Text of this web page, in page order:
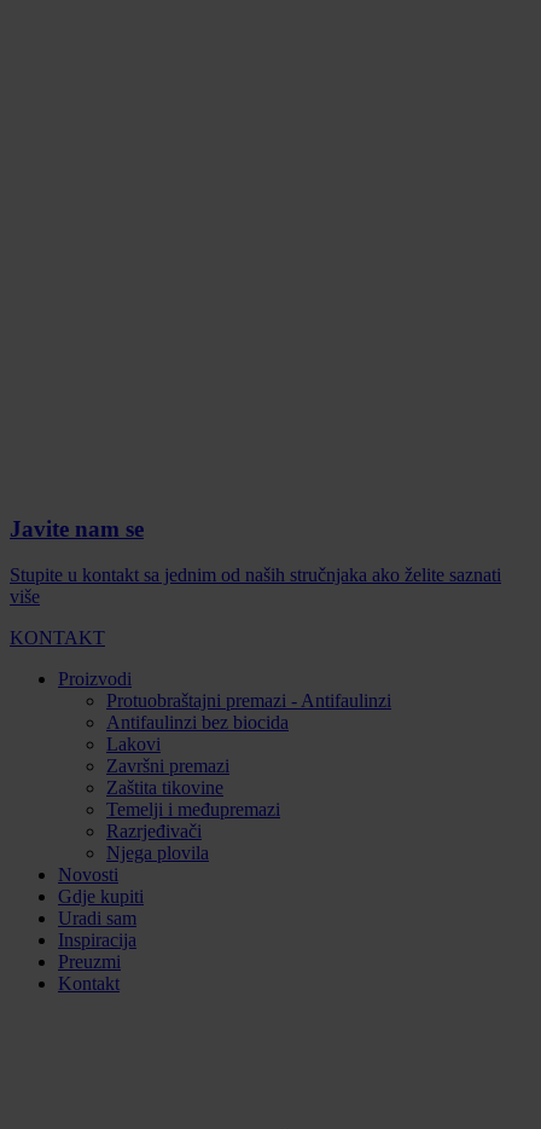
Javite nam se
Stupite u kontakt sa jednim od naših stručnjaka ako želite saznati
više
KONTAKT
Proizvodi
Protuobraštajni premazi - Antifaulinzi
Antifaulinzi bez biocida
Lakovi
Završni premazi
Zaštita tikovine
Temelji i međupremazi
Razrjeđivači
Njega plovila
Novosti
Gdje kupiti
Uradi sam
Inspiracija
Preuzmi
Kontakt